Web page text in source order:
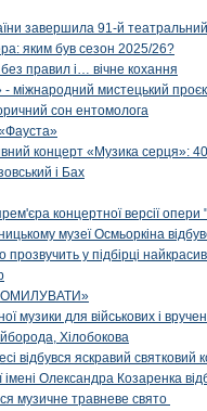
завершила 91-й
яким був сезон 2025/26?
правил і… вічне кохання
міжнародний мистецький
сон ентомолога
концерт «Музика серця»:
і Бах
концертної версії
музеї Осмьоркіна
прозвучить у підбірці
музики для військових і
Хілобокова
відбувся яскравий
імені Олександра Козаренка
музичне травневе свято